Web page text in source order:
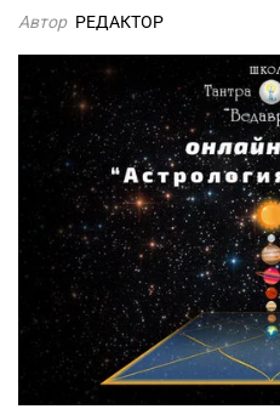
Автор РЕДАКТОР